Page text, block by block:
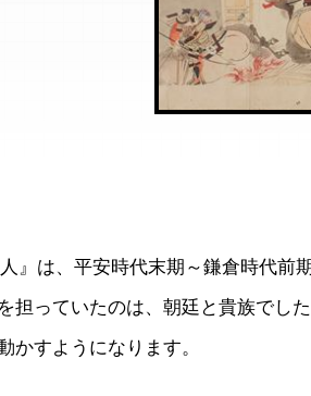
』は、平安時代末期～鎌倉時代前
担っていたのは、朝廷と貴族でし
かすようになります。